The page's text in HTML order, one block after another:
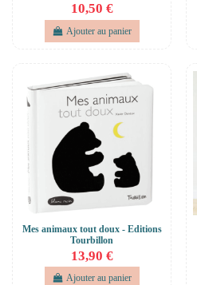
10,50 €
Ajouter au panier
Mes animaux tout doux - Editions
Tourbillon
13,90 €
Ajouter au panier